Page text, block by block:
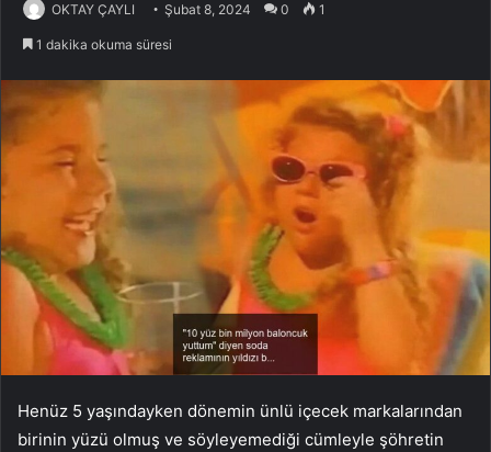
OKTAY ÇAYLI Şubat 8, 2024 0 1
1 dakika okuma süresi
Henüz 5 yaşındayken dönemin ünlü içecek markalarından
birinin yüzü olmuş ve söyleyemediği cümleyle şöhretin